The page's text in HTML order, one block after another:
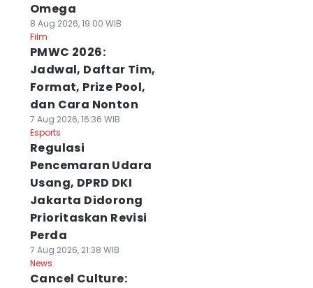
Omega
8 Aug 2026, 19:00 WIB
Film
PMWC 2026:
Jadwal, Daftar Tim,
Format, Prize Pool,
dan Cara Nonton
7 Aug 2026, 16:36 WIB
Esports
Regulasi
Pencemaran Udara
Usang, DPRD DKI
Jakarta Didorong
Prioritaskan Revisi
Perda
7 Aug 2026, 21:38 WIB
News
Cancel Culture: